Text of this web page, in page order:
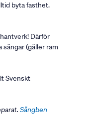
byta fasthet.
Därför
sängar (gäller ram
Svenskt
Sängben